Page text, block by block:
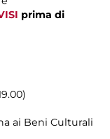
prima di
ai Beni Culturali